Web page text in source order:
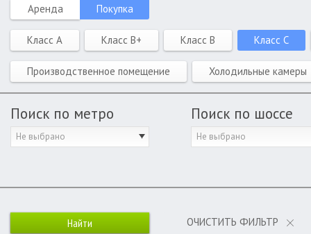
Аренда Покупка
Класс A Класс B+ Класс B Класс C
Производственное помещение Холодильные камеры
Поиск по метро
Не выбрано
Поиск по шоссе
Не выбрано
ОЧИСТИТЬ ФИЛЬТР